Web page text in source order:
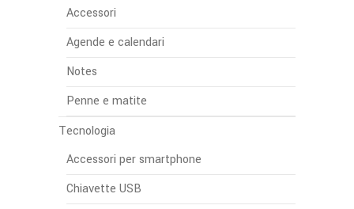
Accessori
Agende e calendari
Notes
Penne e matite
Tecnologia
Accessori per smartphone
Chiavette USB